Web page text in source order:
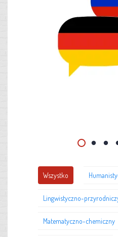
Wszystko
Lingwistyczno-
Matematyczno-chemiczny